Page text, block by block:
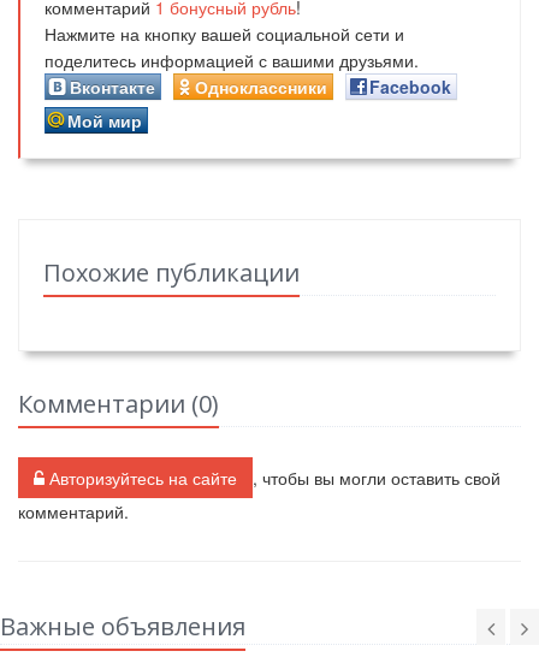
комментарий 1 бонусный рубль!
Нажмите на кнопку вашей социальной сети и
поделитесь информацией с вашими друзьями.
Вконтакте
Одноклассники
Facebook
Мой мир
Похожие публикации
Комментарии (0)
Авторизуйтесь на сайте
, чтобы вы могли оставить свой
комментарий.
Важные объявления